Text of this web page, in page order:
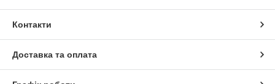
Контакти
Доставка та оплата